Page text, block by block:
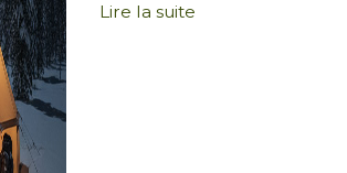
Lire la suite